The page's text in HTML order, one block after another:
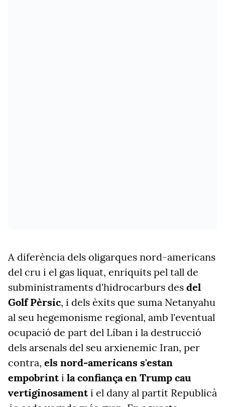
A diferència dels oligarques nord-americans
del cru i el gas liquat, enriquits pel tall de
subministraments d'hidrocarburs des del
Golf Pèrsic, i dels èxits que suma Netanyahu
al seu hegemonisme regional, amb l'eventual
ocupació de part del Líban i la destrucció
dels arsenals del seu arxienemic Iran, per
contra, els nord-americans s'estan
empobrinti la confiança en Trump cau
vertiginosamenti el dany al partit Republicà